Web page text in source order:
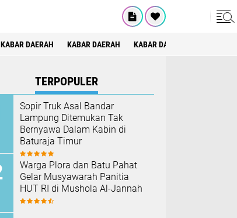
KABAR DAERAH KABAR DAERAH KABAR DAERAH
TERPOPULER
Sopir Truk Asal Bandar
Lampung Ditemukan Tak
Bernyawa Dalam Kabin di
Baturaja Timur
Warga Plora dan Batu Pahat
Gelar Musyawarah Panitia
HUT RI di Mushola Al-Jannah